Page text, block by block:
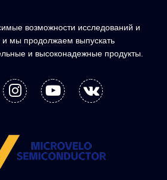
возможности исследований и
и мы продолжаем выпускать
и высоконадежные продукты.